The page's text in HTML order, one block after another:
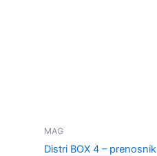
MAG
Distri BOX 4 – prenosnik